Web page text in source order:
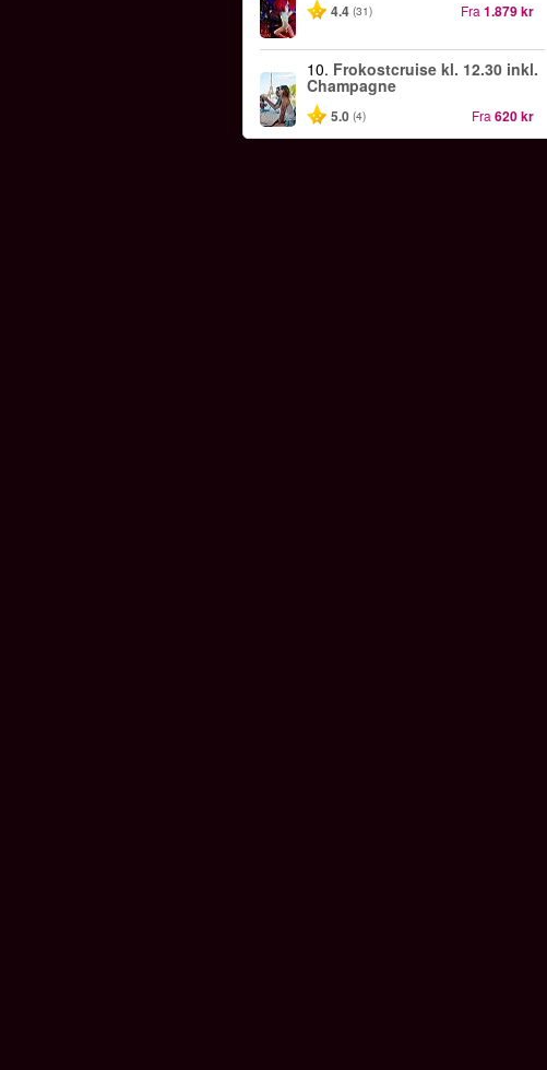
4.4 (31) Fra 1.879 kr
10. Frokostcruise kl. 12.30 inkl.
Champagne
5.0 (4) Fra 620 kr